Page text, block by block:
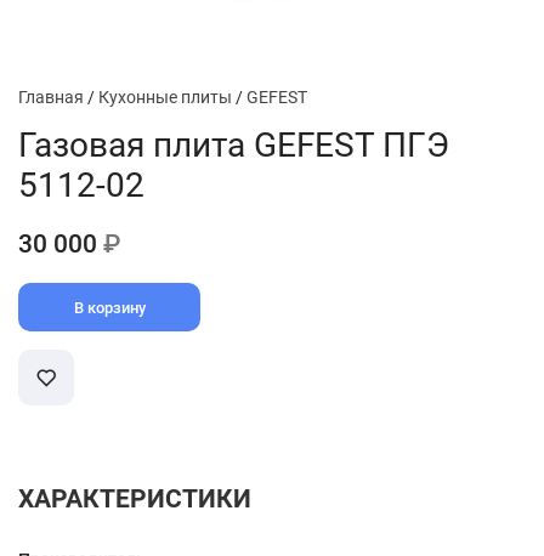
Главная / Кухонные плиты /GEFEST
Газовая плита GEFEST ПГЭ
5112-02
30 000 ₽
В корзину
ХАРАКТЕРИСТИКИ